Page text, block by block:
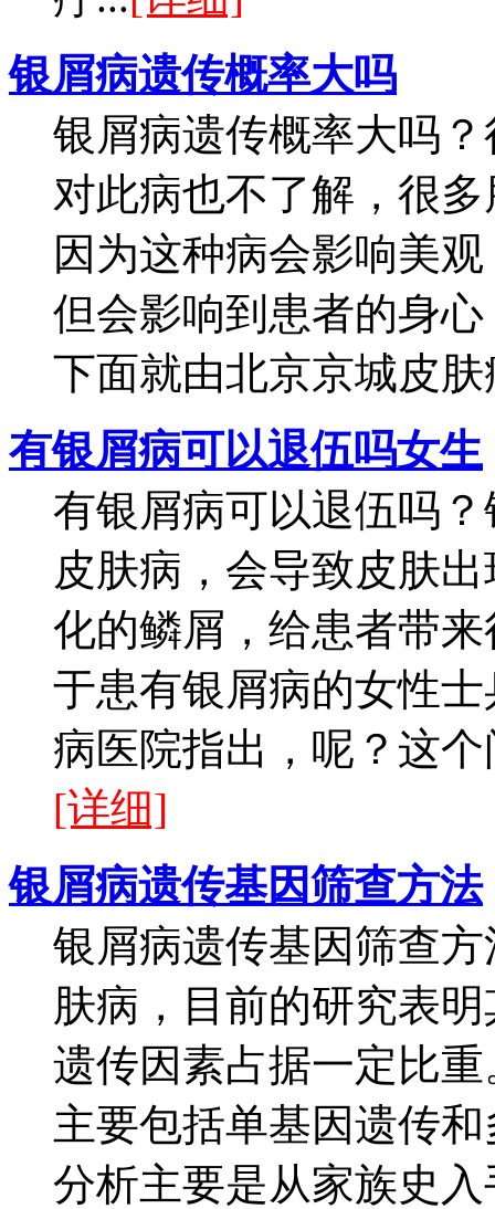
银屑病遗传概率大吗
银屑病遗传概率大吗
对此病也不了解，很
因为这种病会影响美
但会影响到患者的身
下面就由北京京城皮肤
有银屑病可以退伍吗女生
有银屑病可以退伍吗
皮肤病，会导致皮肤
化的鳞屑，给患者带
于患有银屑病的女性
病医院指出，呢？这
[详细]
银屑病遗传基因筛查方法
银屑病遗传基因筛查
肤病，目前的研究表
遗传因素占据一定比
主要包括单基因遗传
分析主要是从家族史